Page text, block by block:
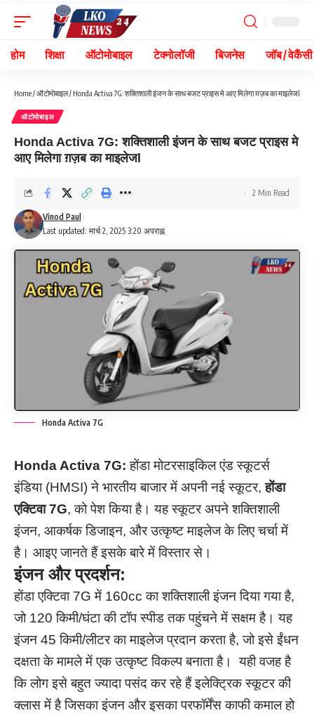
होम शिक्षा ऑटोमोबाइल टेक्नोलॉजी बिजनेस जॉब / वेकैंसी
Home/ऑटोमोबाइल/ Honda Activa 7G: शक्तिशाली इंजन के साथ बजट प्राइस मे आए मिलेगा ग़ज़ब का माइलेजl
ऑटोमोबाइल
Honda Activa 7G: शक्तिशाली इंजन के साथ बजट प्राइस मे
आए मिलेगा ग़ज़ब का माइलेजl
Last updated: मार्च 2, 2025 3:20 अपराह्न
Vinod Paul
2 Min Read
Honda Activa 7G
Honda Activa 7G:होंडा मोटरसाइकिल एंड स्कूटर्स
इंडिया (HMSI) ने भारतीय बाजार में अपनी नई स्कूटर,होंडा
एक्टिवा 7G, को पेश किया है। यह स्कूटर अपने शक्तिशाली
इंजन, आकर्षक डिजाइन, और उत्कृष्ट माइलेज के लिए चर्चा में
है। आइए जानते हैं इसके बारे में विस्तार से।
इंजन और प्रदर्शन:
होंडा एक्टिवा 7G में 160cc का शक्तिशाली इंजन दिया गया है,
जो 120 किमी/घंटा की टॉप स्पीड तक पहुंचने में सक्षम है। यह
इंजन 45 किमी/लीटर का माइलेज प्रदान करता है, जो इसे ईंधन
दक्षता के मामले में एक उत्कृष्ट विकल्प बनाता है। यही वजह है
कि लोग इसे बहुत ज्यादा पसंद कर रहे हैं इलेक्ट्रिक स्कूटर की
क्लास में है जिसका इंजन और इसका परफॉर्मेंस काफी कमाल हो